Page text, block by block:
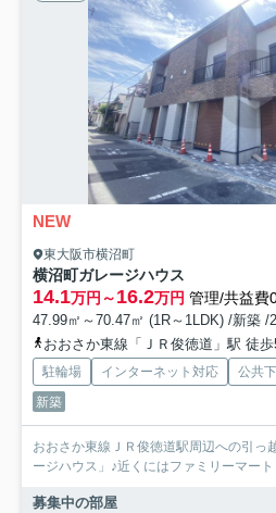
NEW
東大阪市横沼町
横沼町ガレージハウス
14.1万円～16.2万円 管理/共益費
47.99㎡～70.47㎡ (1R～1LDK) /新築 /
おおさか東線「ＪＲ俊徳道」駅 徒
駐輪場 インターネット対応
公共
新築
おおさか東線ＪＲ俊徳道駅周辺への引っ
ージハウス」♪近くにはファミリーマー
募集中の部屋